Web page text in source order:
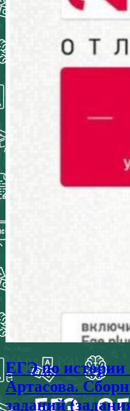
ЕГЭ по истории
Артасова.
заданий